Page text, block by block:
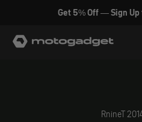
Zum Inhalt springen
Get 5% Off — Sign
motogadget GmbH
RnineT